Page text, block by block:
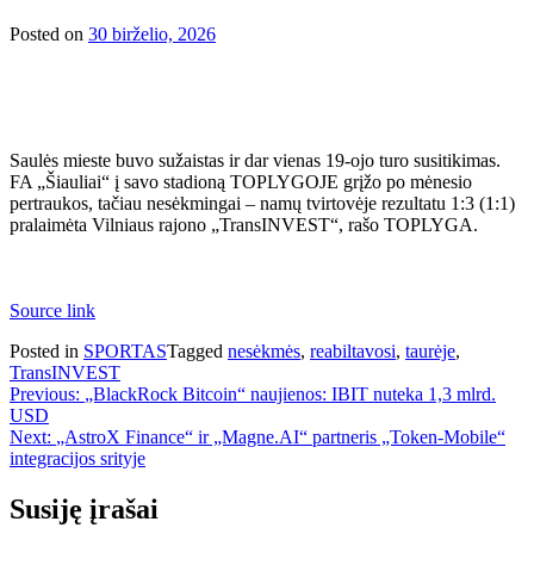
Posted on 30 birželio, 2026
Saulės mieste buvo sužaistas ir dar vienas 19-ojo turo susitikimas.
FA „Šiauliai“ į savo stadioną TOPLYGOJE grįžo po mėnesio
pertraukos, tačiau nesėkmingai – namų tvirtovėje rezultatu 1:3 (1:1)
pralaimėta Vilniaus rajono „TransINVEST“, rašo TOPLYGA.
Source link
Posted in SPORTASTagged nesėkmės, reabiltavosi, taurėje,
TransINVEST
Navigacija
tarp
įrašų
Previous: „BlackRock Bitcoin“ naujienos: IBIT nuteka 1,3 mlrd.
USD
Next: „AstroX Finance“ ir „Magne.AI“ partneris „Token-Mobile“
integracijos srityje
Susiję įrašai